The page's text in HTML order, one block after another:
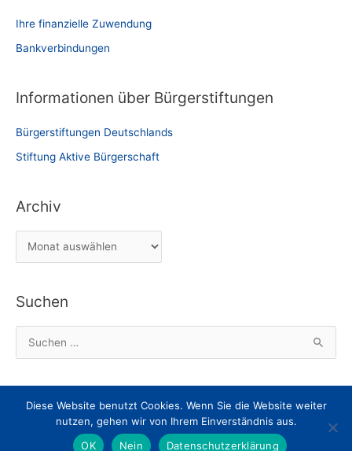
Ihre finanzielle Zuwendung
Bankverbindungen
Informationen über Bürgerstiftungen
Bürgerstiftungen Deutschlands
Stiftung Aktive Bürgerschaft
Archiv
r
h
i
Suchen
u
Impressum Datenschutz
Nachricht an den Webmaster
Dokumente zum Herunterladen
Diese Website benutzt Cookies. Wenn Sie die Website weiter
nutzen, gehen wir von Ihrem Einverständnis aus.
OK
Nein Datenschutzerklärung